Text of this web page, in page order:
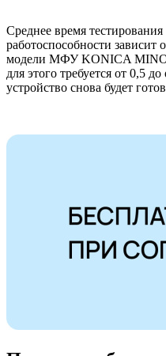
Среднее время
работоспособности
модели МФУ KONICA
для этого требуется от 0,5
устройство снова будет